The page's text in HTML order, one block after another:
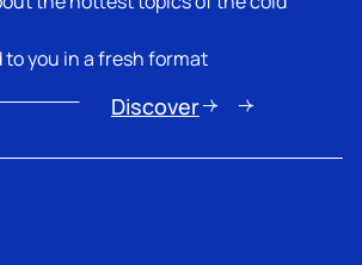
you in a fresh format
Discover